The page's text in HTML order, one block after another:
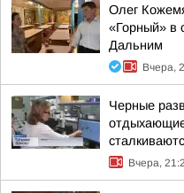
Олег
«Горный» в
Дальним
Вчера,
Черные
Вчера,